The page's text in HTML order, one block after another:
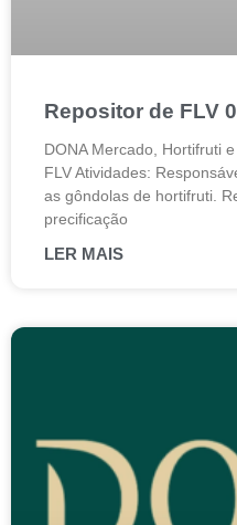
Repositor de FLV
DONA Mercado, Hortifruti
FLV Atividades:
as gôndolas de hortifruti.
precificação
LER MAIS